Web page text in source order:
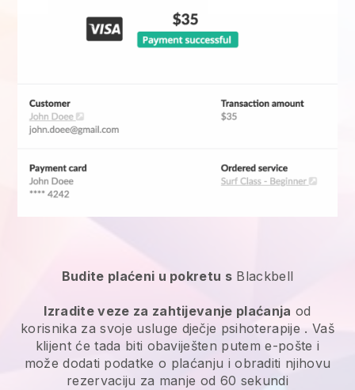
Budite plaćeni u pokretu s Blackbell
Izradite veze za zahtijevanje plaćanja od
korisnika za svoje usluge dječje psihoterapije. Vaš
klijent će tada biti obaviješten putem e-pošte i
može dodati podatke o plaćanju i obraditi njihovu
rezervaciju za manje od 60 sekundi